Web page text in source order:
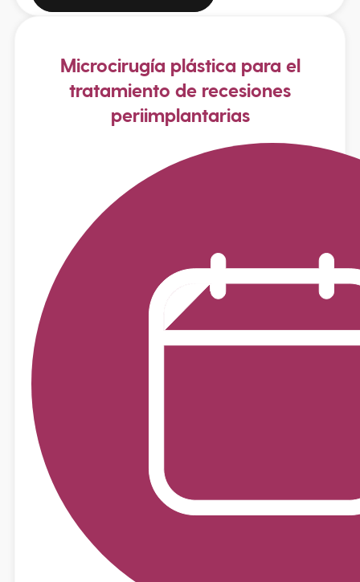
Microcirugía plástica para el
tratamiento de recesiones
periimplantarias